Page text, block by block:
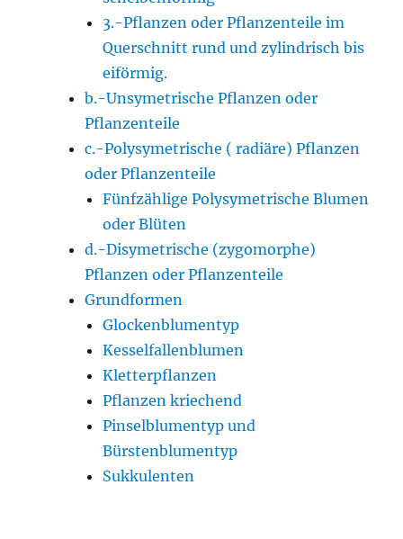
3.-Pflanzen oder Pflanzenteile im
Querschnitt rund und zylindrisch bis
eiförmig.
b.-Unsymetrische Pflanzen oder
Pflanzenteile
c.-Polysymetrische ( radiäre) Pflanzen
oder Pflanzenteile
Fünfzählige Polysymetrische Blumen
oder Blüten
d.-Disymetrische (zygomorphe)
Pflanzen oder Pflanzenteile
Grundformen
Glockenblumentyp
Kesselfallenblumen
Kletterpflanzen
Pflanzen kriechend
Pinselblumentyp und
Bürstenblumentyp
Sukkulenten